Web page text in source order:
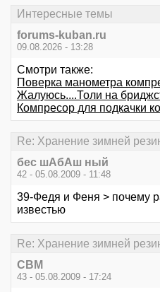
Интересные темы
forums-kuban.ru
09.08.2026 - 13:28
Смотри также:
Поверка манометра
Жалуюсь....Толи на
Компресор для подкачки
Re: Хранение зимней
бес шАбАш ный
42 - 05.08.2009 - 11:48
39-Федя и Феня > почему
известью
Re: Хранение зимней
СВМ
43 - 05.08.2009 - 17:24